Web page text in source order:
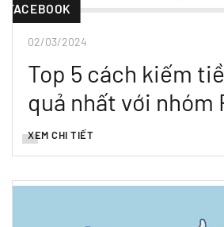
FACEBOOK
02/03/2024
Top 5 cách kiếm
quả nhất với nhóm
XEM CHI TIẾT